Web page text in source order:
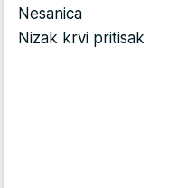
Nesanica
Nizak krvi pritisak